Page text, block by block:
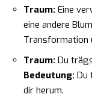
Traum: Eine
eine andere
Transformation
Traum: Du
Bedeutung: Du
dir herum.